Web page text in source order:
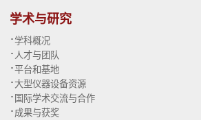
学术与研究
·学科概况
· 人才与团队
·平台和基地
·大型仪器设备资源
· 国际学术交流与合作
· 成果与获奖